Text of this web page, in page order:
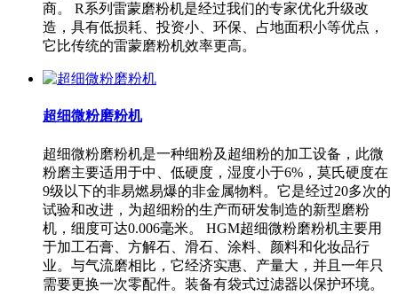
商。 R系列雷蒙磨粉机是经过我们的专家优化升级改
造，具有低损耗、投资小、环保、占地面积小等优点，
它比传统的雷蒙磨粉机效率更高。
超细微粉磨粉机
超细微粉磨粉机是一种细粉及超细粉的加工设备，此微
粉磨主要适用于中、低硬度，湿度小于6%，莫氏硬度在
9级以下的非易燃易爆的非金属物料。它是经过20多次的
试验和改进，为超细粉的生产而研发制造的新型磨粉
机，细度可达0.006毫米。 HGM超细微粉磨粉机主要用
于加工石膏、方解石、滑石、涂料、颜料和化妆品行
业。与气流磨相比，它经济实惠、产量大，并且一年只
需要更换一次零配件。装备有袋式过滤器以保护环境。